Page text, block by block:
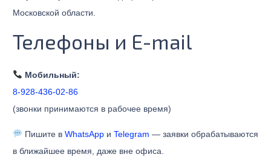
Московской области.
Телефоны и E-mail
Мобильный:
8-928-436-02-86
(звонки принимаются в рабочее время)
Пишите в WhatsAppи Telegram — заявки обрабатываются
в ближайшее время, даже вне офиса.